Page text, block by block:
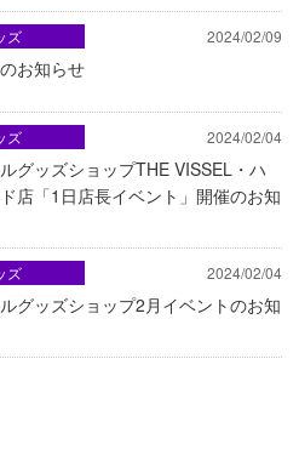
2024/02/09
お知らせ
ズ
2024/02/04
グッズショップTHE VISSEL・ハ
店「1日店長イベント」開催のお知
ズ
2024/02/04
グッズショップ2月イベントのお知
ズ